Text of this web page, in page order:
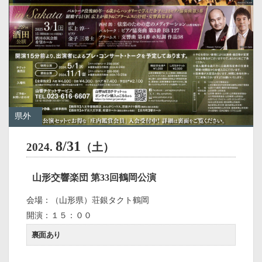
県外
2024. 8/31 （土）
山形交響楽団 第33回鶴岡公演
会場：（山形県）荘銀タクト鶴岡
開演：１５：００
裏面あり